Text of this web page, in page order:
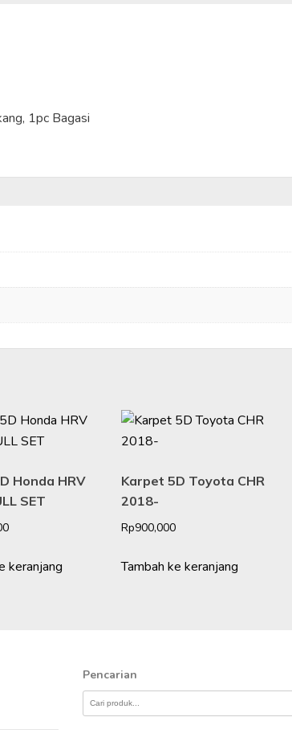
1pc Bagasi
Honda HRV
SET
keranjang
Karpet 5D Toyota CHR
2018-
Rp900,000
Tambah ke keranjang
Pencarian